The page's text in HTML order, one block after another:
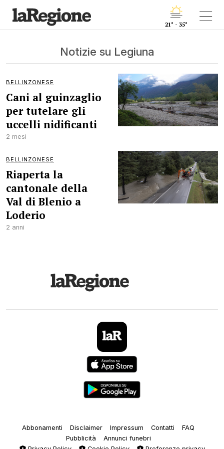
21° - 35°
Notizie su Legiuna
BELLINZONESE
Cani al guinzaglio
per tutelare gli
uccelli nidificanti
2 mesi
BELLINZONESE
Riaperta la
cantonale della
Val di Blenio a
Loderio
2 anni
Abbonamenti Disclaimer Impressum Contatti
FAQ
Pubblicità
Annunci funebri